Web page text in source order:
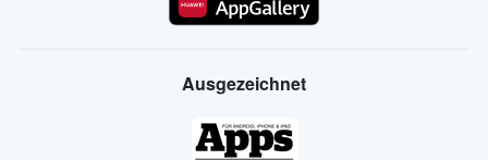
Ausgezeichnet